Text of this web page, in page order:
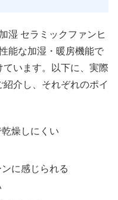
湿 セラミックファンヒ
能な加湿・暖房機能で
います。以下に、実際
介し、それぞれのポイ
燥しにくい
に感じられる